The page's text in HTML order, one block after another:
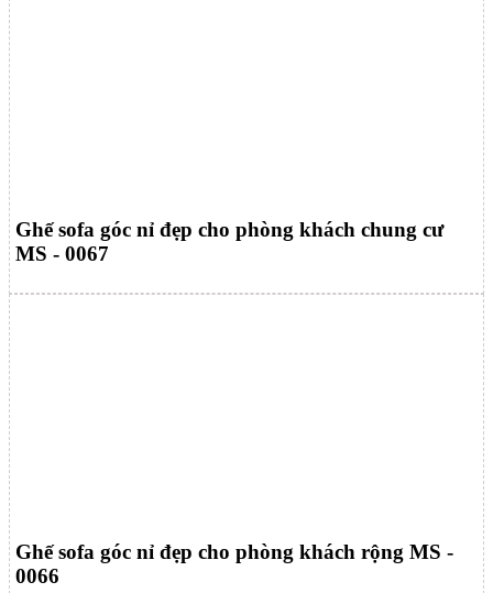
Ghế sofa góc nỉ đẹp cho phòng khách chung cư
MS - 0067
Ghế sofa góc nỉ đẹp cho phòng khách rộng MS -
0066